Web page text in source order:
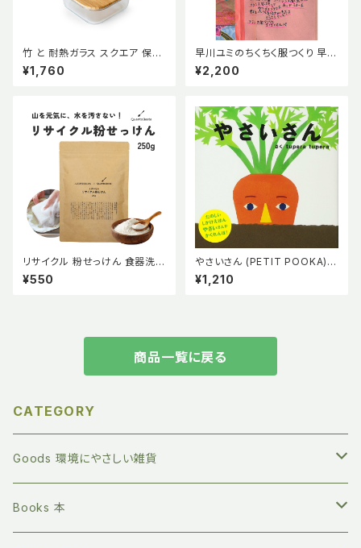
竹 と 耐熱ガラス スクエア 保存
容器 小サイズ 320ml 単品 竹
蓋 ガラス容器【mana. ORGANI
¥1,760
早川ユミのちくちく服つくり 早川
ユミ アノニマスタジオ
¥2,200
リサイクル 粉せっけん 食器洗剤
香料不使用 純石けん分 弱アル
カリ性 ナチュラル エコ エシカル
¥550
やさいさん (PETIT POOKA) t
upera tupera ツペラツペラ 0
~3歳児向け しかけ絵本 野菜
¥1,210
商品一覧に戻る
CATEGORY
Goods 環境にやさしい雑貨
繰り返し長く使える ステンレスボトル
Books 本